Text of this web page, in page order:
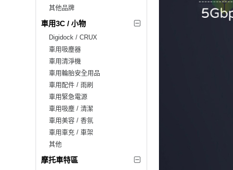
其他品牌
車用3C / 小物
Digidock / CRUX
車用吸塵器
車用清淨機
車用輪胎安全用品
車用配件 / 雨刷
車用緊急電源
車用吸塵 / 清潔
車用美容 / 香氛
車用車充 / 車架
其他
摩托車特區